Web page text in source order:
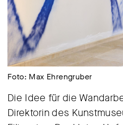
Foto: Max Ehrengruber
Die Idee für die
Direktorin des